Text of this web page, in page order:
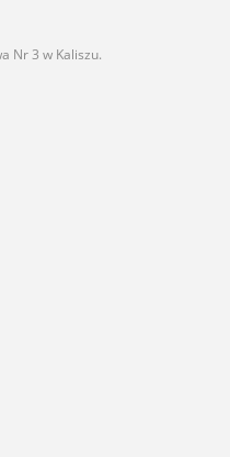
Nr 3 w Kaliszu.